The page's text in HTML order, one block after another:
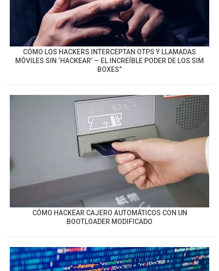
CÓMO LOS HACKERS INTERCEPTAN OTPS Y LLAMADAS
MÓVILES SIN ‘HACKEAR’ — EL INCREÍBLE PODER DE LOS SIM
BOXES”
CÓMO HACKEAR CAJERO AUTOMÁTICOS CON UN
BOOTLOADER MODIFICADO